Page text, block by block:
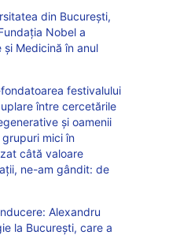
din București,
Nobel a
Medicină în anul
festivalului
între cercetările
și oamenii
mici în
câtă valoare
ne-am gândit: de
Alexandru
la București, care a